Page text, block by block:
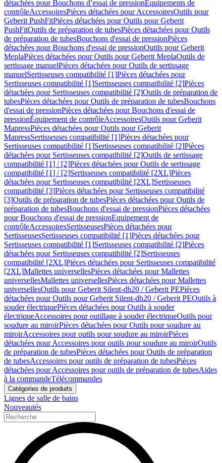
détachées pour Bouchons d’essai de pressionÉquipements de
contrôleAccessoiresPièces détachées pour AccessoiresOutils pour
Geberit PushFitPièces détachées pour Outils pour Geberit
PushFitOutils de préparation de tubesPièces détachées pour Outils
de préparation de tubesBouchons d'essai de pressionPièces
détachées pour Bouchons d'essai de pressionOutils pour Geberit
MeplaPièces détachées pour Outils pour Geberit MeplaOutils de
sertissage manuelPièces détachées pour Outils de sertissage
manuelSertisseuses compatibilité [1]Pièces détachées pour
Sertisseuses compatibilité [1]Sertisseuses compatibilité [2]Pièces
détachées pour Sertisseuses compatibilité [2]Outils de préparation de
tubesPièces détachées pour Outils de préparation de tubesBouchons
d'essai de pressionPièces détachées pour Bouchons d'essai de
pressionÉquipement de contrôleAccessoiresOutils pour Geberit
MapressPièces détachées pour Outils pour Geberit
MapressSertisseuses compatibilité [1]Pièces détachées pour
Sertisseuses compatibilité [1]Sertisseuses compatibilité [2]Pièces
détachées pour Sertisseuses compatibilité [2]Outils de sertissage
compatibilité [1] / [2]Pièces détachées pour Outils de sertissage
compatibilité [1] / [2]Sertisseuses compatibilité [2XL]Pièces
détachées pour Sertisseuses compatibilité [2XL]Sertisseuses
compatibilité [3]Pièces détachées pour Sertisseuses compatibilité
[3]Outils de préparation de tubesPièces détachées pour Outils de
préparation de tubesBouchons d'essai de pressionPièces détachées
pour Bouchons d'essai de pressionEquipement de
contrôleAccessoiresSertisseusesPièces détachées pour
SertisseusesSertisseuses compatibilité [1]Pièces détachées pour
Sertisseuses compatibilité [1]Sertisseuses compatibilité [2]Pièces
détachées pour Sertisseuses compatibilité [2]Sertisseuses
compatibilité [2XL]Pièces détachées pour Sertisseuses compatibilité
[2XL]Mallettes universellesPièces détachées pour Mallettes
universellesMallettes universellesPièces détachées pour Mallettes
universellesOutils pour Geberit Silent-db20 / Geberit PEPièces
détachées pour Outils pour Geberit Silent-db20 / Geberit PEOutils à
souder électriquePièces détachées pour Outils à souder
électriqueAccessoires pour outillage à souder électriqueOutils pour
soudure au miroirPièces détachées pour Outils pour soudure au
miroirAccessoires pour outils pour soudure au miroirPièces
détachées pour Accessoires pour outils pour soudure au miroirOutils
de préparation de tubesPièces détachées pour Outils de préparation
de tubesAccessoires pour outils de préparation de tubesPièces
détachées pour Accessoires pour outils de préparation de tubesAides
à la commandeTélécommandes
Catégories de produits
Lignes de salle de bains
Nouveautés